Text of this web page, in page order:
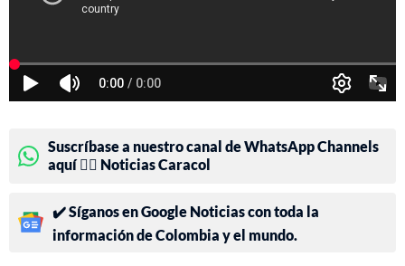
Suscríbase a nuestro canal de WhatsApp Channels
aquí 👉🏻 Noticias Caracol
✔️ Síganos en Google Noticias con toda la
información de Colombia y el mundo.